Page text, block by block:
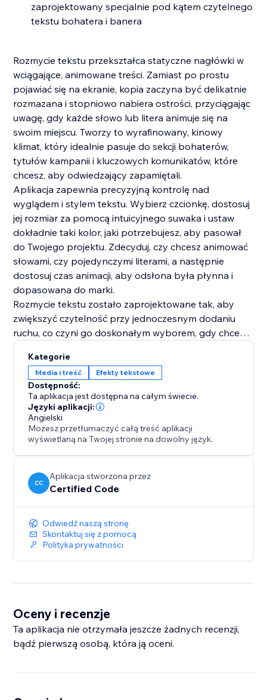
zaprojektowany specjalnie pod kątem czytelnego
tekstu bohatera i banera
Rozmycie tekstu przekształca statyczne nagłówki w
wciągające, animowane treści. Zamiast po prostu
pojawiać się na ekranie, kopia zaczyna być delikatnie
rozmazana i stopniowo nabiera ostrości, przyciągając
uwagę, gdy każde słowo lub litera animuje się na
swoim miejscu. Tworzy to wyrafinowany, kinowy
klimat, który idealnie pasuje do sekcji bohaterów,
tytułów kampanii i kluczowych komunikatów, które
chcesz, aby odwiedzający zapamiętali.
Aplikacja zapewnia precyzyjną kontrolę nad
wyglądem i stylem tekstu. Wybierz czcionkę, dostosuj
jej rozmiar za pomocą intuicyjnego suwaka i ustaw
dokładnie taki kolor, jaki potrzebujesz, aby pasował
do Twojego projektu. Zdecyduj, czy chcesz animować
słowami, czy pojedynczymi literami, a następnie
dostosuj czas animacji, aby odsłona była płynna i
dopasowana do marki.
Rozmycie tekstu zostało zaprojektowane tak, aby
zwiększyć czytelność przy jednoczesnym dodaniu
ruchu, co czyni go doskonałym wyborem, gdy chcesz,
reszty strony. Użyj go, aby wyróżnić premiery,
wprowadzić slogany lub po prostu nadać swojej
witrynie bardziej dopracowane i wciągające pierwsze
wrażenie.
Kategorie
Media i treść Efekty tekstowe
Dostępność:
Ta aplikacja jest dostępna na całym świecie.
Języki aplikacji:
Angielski
Możesz przetłumaczyć całą treść aplikacji
wyświetlaną na Twojej stronie na dowolny język.
CC
Aplikacja stworzona przez
Certified Code
Odwiedź naszą stronę
Skontaktuj się z pomocą
Polityka prywatności
Oceny i recenzje
Ta aplikacja nie otrzymała jeszcze żadnych recenzji,
bądź pierwszą osobą, która ją oceni.